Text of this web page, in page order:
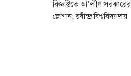
বিজ্ঞপ্তিতে আ’লীগ সরকারের
স্লোগান, রবীন্দ্র বিশ্ববিদ্যালয়